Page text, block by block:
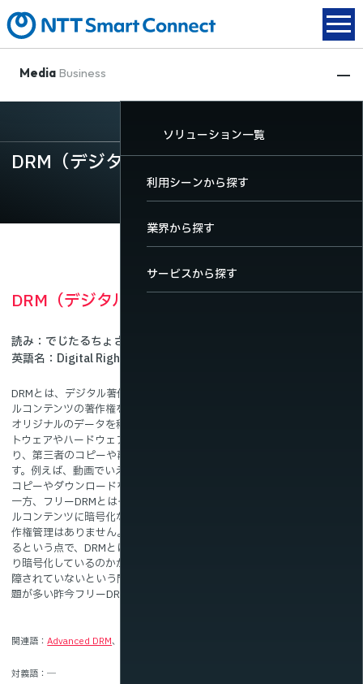
MediaBusiness
動画配信
動画配信
TOP
動画配信サービス一覧
料金・機能
XR関連
TOP
XRサービス一覧
放送DX
TOP
放送DXサービス一覧
ソリューション一覧
利用シーンから探す
業界から探す
サービスから探す
DRM（デジタル著作権管理）とは
DRM（デジタル著作権管理）
読み
でじたるちょさくけんかんり
英語名
Digital Rights Management
DRMとは、デジタル著作権管理のことで、音楽や映画などのデジタ
ルコンテンツの著作権を保護する技術や機能の総称です。基本的に
オリジナルのデータを秘密の符号方式により記録して、特定のソフ
トウェアやハードウェアでしか再生できないようにすることによ
り、第三者のコピーや再利用を難しくする技術などのことを指しま
す。例えば、動画でいえば、自分がアップロードした動画を他者に
コピーやダウンロードをさせないように処置するのです。
一方、フリーDRMとはそういった保護技術がされていない、デジタ
ルコンテンツに暗号化などの処置が行われていないものを指し、著
作権管理はありません。技術的に自由に再生やコピーなどが行われ
るという点で、DRMとは異なります。DRMは、どのような技術によ
り暗号化しているのかが公開されていないので、永続的な再生が保
障されていないという問題点があります。一方、著作権に関する問
題が多い昨今フリーDRMを選択するのは注意が必要でしょう。
関連語 Advanced DRM
対義語 ―